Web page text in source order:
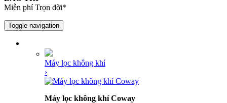
Miễn phí Trọn đời*
Toggle navigation
Máy lọc không khí
›
Máy lọc không khí Coway